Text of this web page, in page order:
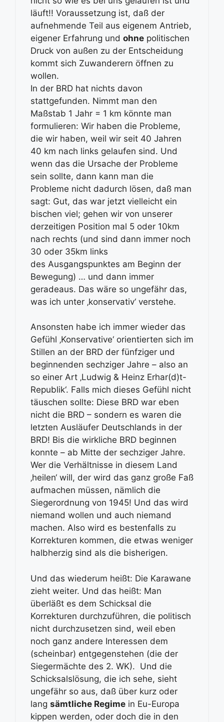
läuft!! Voraussetzung ist, daß der
aufnehmende Teil aus eigenem Antrieb,
eigener Erfahrung und ohne politischen
Druck von außen zu der Entscheidung
kommt sich Zuwanderern öffnen zu
wollen.
In der BRD hat nichts davon
stattgefunden. Nimmt man den
Maßstab 1 Jahr = 1 km könnte man
formulieren: Wir haben die Probleme,
die wir haben, weil wir seit 40 Jahren
40 km nach links gelaufen sind. Und
wenn das die Ursache der Probleme
sein sollte, dann kann man die
Probleme nicht dadurch lösen, daß man
sagt: Gut, das war jetzt vielleicht ein
bischen viel; gehen wir von unserer
derzeitigen Position mal 5 oder 10km
nach rechts (und sind dann immer noch
30 oder 35km links
des Ausgangspunktes am Beginn der
Bewegung) … und dann immer
geradeaus. Das wäre so ungefähr das,
was ich unter ‚konservativ‘ verstehe.
Ansonsten habe ich immer wieder das
Gefühl ‚Konservative‘ orientierten sich im
Stillen an der BRD der fünfziger und
beginnenden sechziger Jahre – also an
so einer Art ‚Ludwig & Heinz Erhar(d)t-
Republik‘. Falls mich dieses Gefühl nicht
täuschen sollte: Diese BRD war eben
nicht die BRD – sondern es waren die
letzten Ausläufer Deutschlands in der
BRD! Bis die wirkliche BRD beginnen
konnte – ab Mitte der sechziger Jahre.
Wer die Verhältnisse in diesem Land
‚heilen‘ will, der wird das ganz große Faß
aufmachen müssen, nämlich die
Siegerordnung von 1945! Und das wird
niemand wollen und auch niemand
machen. Also wird es bestenfalls zu
Korrekturen kommen, die etwas weniger
halbherzig sind als die bisherigen.
Und das wiederum heißt: Die Karawane
zieht weiter. Und das heißt: Man
überläßt es dem Schicksal die
Korrekturen durchzuführen, die politisch
nicht durchzusetzen sind, weil eben
noch ganz andere Interessen dem
(scheinbar) entgegenstehen (die der
Siegermächte des 2. WK). Und die
Schicksalslösung, die ich sehe, sieht
ungefähr so aus, daß über kurz oder
lang sämtliche Regime in Eu-Europa
kippen werden, oder doch die in den